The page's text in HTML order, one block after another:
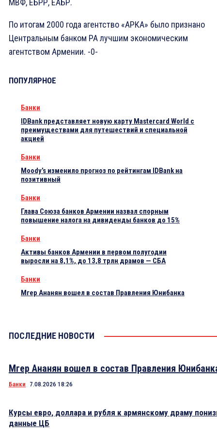
МВФ, ЕБРР, ЕАБР.
По итогам 2000 года агентство «АРКА» было признано
Центральным банком РА лучшим экономическим
агентством Армении. -0-
ПОПУЛЯРНОЕ
Банки
IDBank представляет новую карту Mastercard World с
преимуществами для путешествий и специальной
акцией
Банки
Moody’s изменило прогноз по рейтингам IDBank на
позитивный
Банки
Глава Союза банков Армении назвал спорным
повышение налога на дивиденды банков до 15%
Банки
Активы банков Армении в первом полугодии
выросли на 8,1%, до 13,8 трлн драмов — СБА
Банки
Мгер Ананян вошел в состав Правления Юнибанка
ПОСЛЕДНИЕ НОВОСТИ
Мгер Ананян вошел в состав Правления
Банки 7.08.2026 18:26
Курсы евро, доллара и рубля к армянскому драму
данные ЦБ